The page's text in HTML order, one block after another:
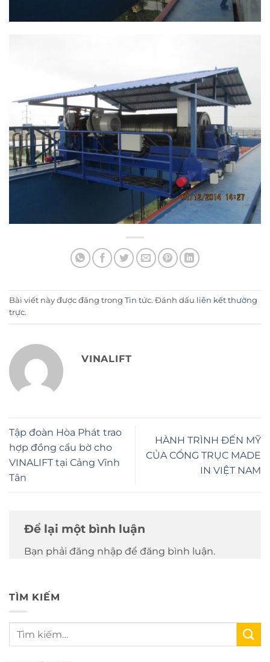
Bài viết này được đăng trong Tin tức. Đánh dấu liên kết thường
trực.
VINALIFT
Tập đoàn Hòa Phát trao
hợp đồng cẩu bờ cho
VINALIFT tại Cảng Vĩnh
Tân
HÀNH TRÌNH ĐẾN MỸ
CỦA CỔNG TRỤC MADE
IN VIỆT NAM
Để lại một bình luận
Bạn phải đăng nhập để đăng bình luận.
TÌM KIẾM